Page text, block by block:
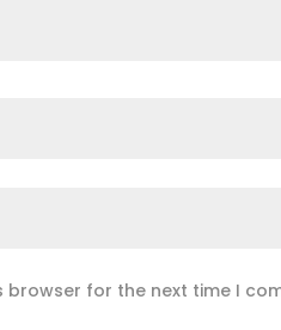
browser for the next time I